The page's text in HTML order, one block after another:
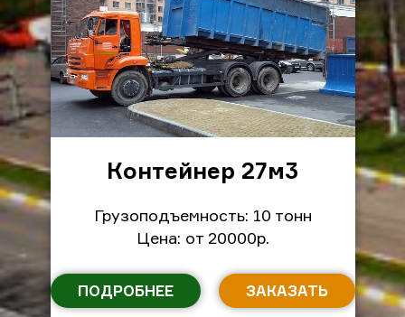
Контейнер 27м3
Грузоподъемность: 10 тонн
Цена: от 20000р.
ПОДРОБНЕЕ ЗАКАЗАТЬ